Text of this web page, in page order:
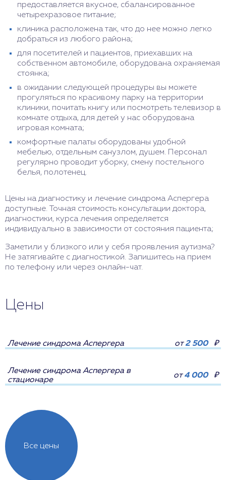
предоставляется вкусное, сбалансированное
четырехразовое питание;
клиника расположена так, что до нее можно легко
добраться из любого района;
для посетителей и пациентов, приехавших на
собственном автомобиле, оборудована охраняемая
стоянка;
в ожидании следующей процедуры вы можете
прогуляться по красивому парку на территории
клиники, почитать книгу или посмотреть телевизор в
комнате отдыха, для детей у нас оборудована
игровая комната;
комфортные палаты оборудованы удобной
мебелью, отдельным санузлом, душем. Персонал
регулярно проводит уборку, смену постельного
белья, полотенец.
Цены на диагностику и лечение синдрома Аспергера
доступные. Точная стоимость консультации доктора,
диагностики, курса лечения определяется
индивидуально в зависимости от состояния пациента;
Заметили у близкого или у себя проявления аутизма?
Не затягивайте с диагностикой. Запишитесь на прием
по телефону или через онлайн-чат.
Цены
Все цены
Лечение синдрома Аспергера от2 500 ₽
Лечение синдрома Аспергера в
стационаре
от4 000 ₽